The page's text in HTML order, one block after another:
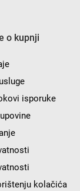
o kupnji
isporuke
kolačića